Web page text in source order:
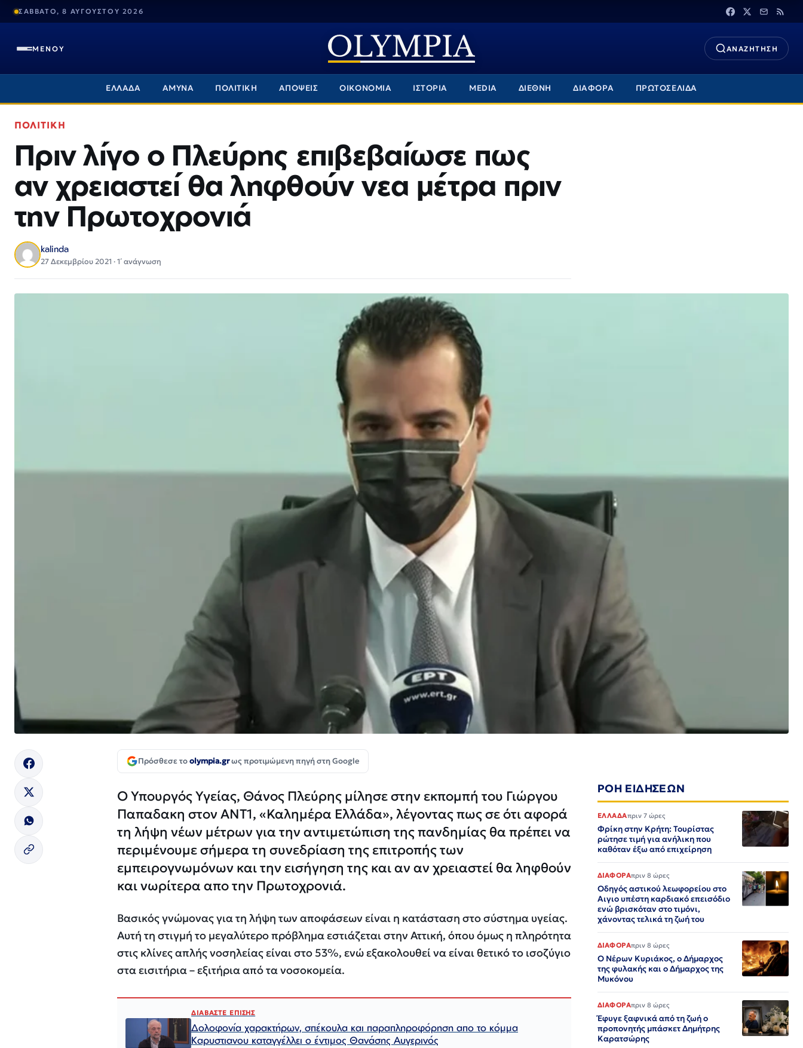
ΣΑΒΒΑΤΟ, 8 ΑΥΓΟΥΣΤΟΥ 2026
ΜΕΝΟΥ ΑΝΑΖΗΤΗΣΗ
ΕΛΛΑΔΑ ΑΜΥΝΑ ΠΟΛΙΤΙΚΗ ΑΠΟΨΕΙΣ ΟΙΚΟΝΟΜΙΑ ΙΣΤΟΡΙΑ MEDIA ΔΙΕΘΝΗ ΔΙΑΦΟΡΑ ΠΡΩΤΟΣΕΛΙΔΑ
ΠΟΛΙΤΙΚΗ
Πριν λίγο ο Πλεύρης επιβεβαίωσε πως
αν χρειαστεί θα ληφθούν νεα μέτρα πριν
την Πρωτοχρονιά
kalinda
27 Δεκεμβρίου 2021 · 1΄ ανάγνωση
Πρόσθεσε τοolympia.grως προτιμώμενη πηγή στη Google
Ο Υπουργός Υγείας, Θάνος Πλεύρης μίλησε στην εκπομπή του Γιώργου
Παπαδακη στον ΑΝΤ1, «Καλημέρα Ελλάδα», λέγοντας πως σε ότι αφορά
τη λήψη νέων μέτρων για την αντιμετώπιση της πανδημίας θα πρέπει να
περιμένουμε σήμερα τη συνεδρίαση της επιτροπής των
εμπειρογνωμόνων και την εισήγηση της και αν αν χρειαστεί θα ληφθούν
και νωρίτερα απο την Πρωτοχρονιά.
Βασικός γνώμονας για τη λήψη των αποφάσεων είναι η κατάσταση στο σύστημα υγείας.
Αυτή τη στιγμή το μεγαλύτερο πρόβλημα εστιάζεται στην Αττική, όπου όμως η πληρότητα
στις κλίνες απλής νοσηλείας είναι στο 53%, ενώ εξακολουθεί να είναι θετικό το ισοζύγιο
στα εισιτήρια – εξιτήρια από τα νοσοκομεία.
ΔΙΑΒΑΣΤΕ ΕΠΙΣΗΣ
Δολοφονία χαρακτήρων, σπέκουλα και παραπληροφόρηση απο το κόμμα
Καρυστιανου καταγγέλλει ο έντιμος Θανάσης Αυγερινός
ΡΟΗ ΕΙΔΗΣΕΩΝ
ΕΛΛΑΔΑπριν 7 ώρες
Φρίκη στην Κρήτη: Τουρίστας
ρώτησε τιμή για ανήλικη που
καθόταν έξω από επιχείρηση
ΔΙΑΦΟΡΑπριν 8 ώρες
Οδηγός αστικού λεωφορείου στο
Αιγιο υπέστη καρδιακό επεισόδιο
ενώ βρισκόταν στο τιμόνι,
χάνοντας τελικά τη ζωή του
ΔΙΑΦΟΡΑπριν 8 ώρες
Ο Νέρων Κυριάκος, o Δήμαρχος
της φυλακής και ο Δήμαρχος της
Μυκόνου
ΔΙΑΦΟΡΑπριν 8 ώρες
Έφυγε ξαφνικά από τη ζωή ο
προπονητής μπάσκετ Δημήτρης
Καρατσώρης